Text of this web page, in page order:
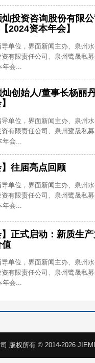
投资咨询股份有限
2024资本年会】
单位，界面新闻主办、泉州
有限责任公司、泉州鹭晟私
年会...
创始人/董事长杨丽
单位，界面新闻主办、泉州
有限责任公司、泉州鹭晟私
年会...
往届亮点回顾
单位，界面新闻主办、泉州
有限责任公司、泉州鹭晟私
年会...
正式启动：新质生
值
单位，界面新闻主办、泉州
有限责任公司、泉州鹭晟私
年会...
版权所有 © 2014-2026